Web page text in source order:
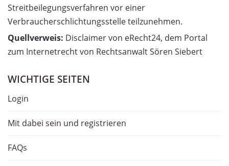
Streitbeilegungsverfahren vor einer
Verbraucherschlichtungsstelle teilzunehmen.
Quellverweis: Disclaimer von eRecht24, dem Portal
zum Internetrecht von Rechtsanwalt Sören Siebert
WICHTIGE SEITEN
Login
Mit dabei sein und registrieren
FAQs